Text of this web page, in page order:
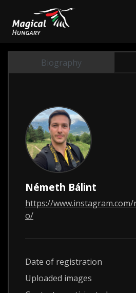
Biography
Németh Bálint
https://
o/
Date of registration
Uploaded images